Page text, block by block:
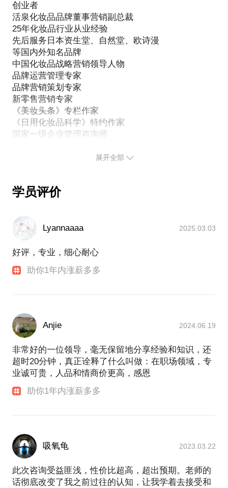
的人
3）一位从基层业务员，做到行业知名品牌的联合创始
人
4）一位还算活明白了的人，知道此生追求的是什么
5）一位愿意帮助你、提升你、监督你，并把你当做一
生之友的人
我不希望仅仅给你传授一些功利的技巧，而是希望能
帮你解决一些眼前火急火燎的问题，同时再教给你一
些底层的思维方法，真正能够帮助到你的职业成长，
并监督你接下来1个月的进度，真正能够帮助到你能够
1、职场快速成功秘诀；
2、将与你分享人生10商—德商（MQ）、智商
（IQ）、灵商（SQ）、情商（EQ）、心商（MQ）、
志商（WQ）、健商（HQ）、逆商（AQ）、胆商
本人在23年的职场生涯和创业中培育了数十位高管或
创业成功人士，相信我，一定为你赢得未来添砖加
瓦。
本人在2017年-2019年3年期间担任了多家企业的顾
问，助力2家化妆品品牌方重塑品牌，重获新生，助力
化妆品行业多家企业脱离困境，且获得了良好增长，
也同样让自己投资的品牌在短短一年内扭亏为盈，且
业绩增长迅猛。
相信我，我一定会助你在1年内让你的品牌在行业中脱
创业者
活泉化妆品品牌董事营销副总裁
25年化妆品行业从业经验
先后服务日本资生堂、自然堂、欧诗漫
等国内外知名品牌
中国化妆品战略营销领导人物
品牌运营管理专家
品牌营销策划专家
新零售营销专家
《美妆头条》专栏作家
《日用化妆品科学》特约作家
国家一级企业管理咨询师
在企业战略规划、品牌运营管理、产品定位、营销诊
有扎实的理论知识和优秀的实战经验
和互联网思维、精细化管理等方法，通过全面系统的
数据分析挖掘生意机会，从而快速提升提升品牌业绩
具有良好的德商、智商、健商、心商、灵商、情商、
胆商、逆商、志商、财商；本人信奉中庸之道处事原
编写的书籍和管理资料：具有良好的营销、管理理论
（理论上属于德鲁克“管理经验学派”），但又擅长实
践、总结、分享、演讲、激励；其编写的书籍和管理
资料有：《企业文化的高效塑造》、《高效能人士的7
个习惯》、《职场快速成功法则》、《如何成为一名
优秀的领导者》、《赢在高效执行》、《如何塑造管
理者的性格魅力》、《一伙人智慧》、《情感激
励》、《如何打造巅峰团队》、《从小米成功之道学
的社群营销》、《化妆品代理商经营管理》、《化妆
品百货专柜管理模式》、《美容顾问管理手册》、
《日化代理商公司运营管理手册》等16本理论和实战
相结合书籍和管理资料，培训、激励效果颇佳，深受
受训方的认可
展开全部
学员评价
Lyannaaaa 2025.03.03
好评，专业，细心耐心
助你1年内涨薪多多
Anjie 2024.06.19
非常好的一位领导，毫无保留地分享经验和知识，还
超时20分钟，真正诠释了什么叫做：在职场领域，专
业诚可贵，人品和情商价更高，感恩
助你1年内涨薪多多
吸氧龟 2023.03.22
此次咨询受益匪浅，性价比超高，超出预期。老师的
话彻底改变了我之前过往的认知，让我学着去接受和